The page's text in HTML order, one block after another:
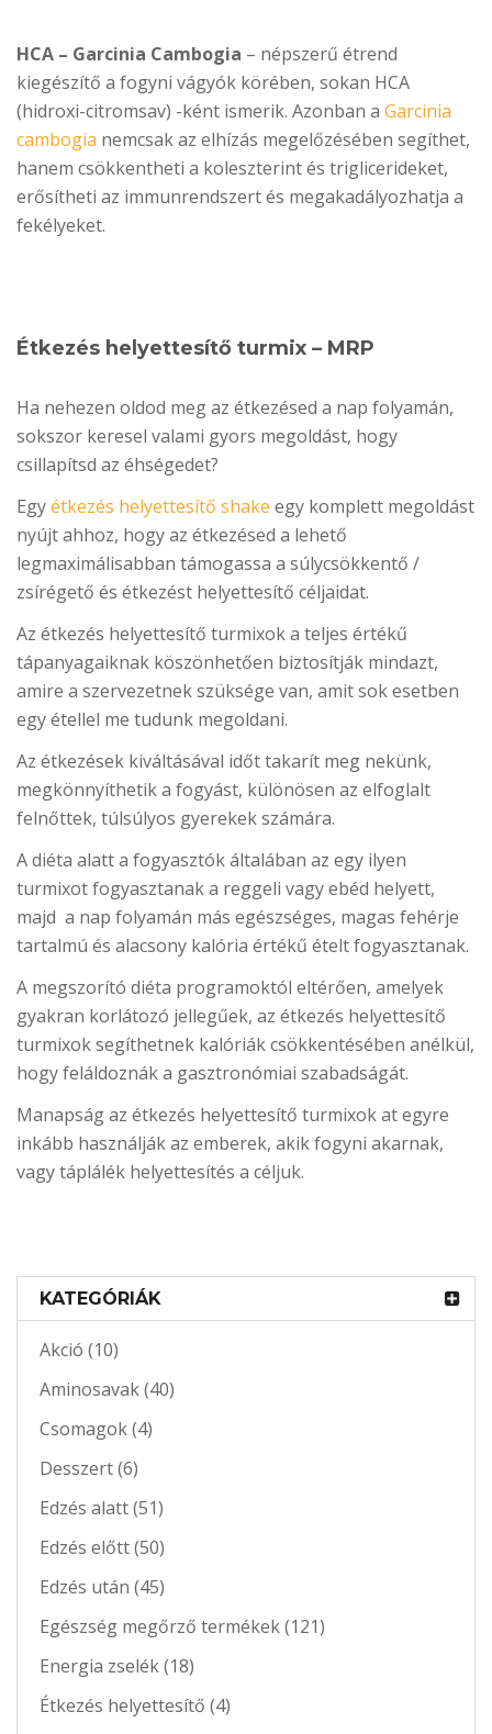
KATEGÓRIÁK
Akció (10)
Aminosavak (40)
Csomagok (4)
Desszert (6)
Edzés alatt (51)
Edzés előtt (50)
Edzés után (45)
Egészség megőrző termékek (121)
Energia zselék (18)
Étkezés helyettesítő (4)
HCA – Garcinia Cambogia – népszerű étrend
kiegészítő a fogyni vágyók körében, sokan HCA
(hidroxi-citromsav) -ként ismerik. Azonban a Garcinia
cambogia nemcsak az elhízás megelőzésében segíthet,
hanem csökkentheti a koleszterint és triglicerideket,
erősítheti az immunrendszert és megakadályozhatja a
fekélyeket.
Étkezés helyettesítő turmix – MRP
Ha nehezen oldod meg az étkezésed a nap folyamán,
sokszor keresel valami gyors megoldást, hogy
csillapítsd az éhségedet?
Egyétkezés helyettesítő shake egy komplett megoldást
nyújt ahhoz, hogy az étkezésed a lehető
legmaximálisabban támogassa a súlycsökkentő /
zsírégető és étkezést helyettesítő céljaidat.
Az étkezés helyettesítő turmixok a teljes értékű
tápanyagaiknak köszönhetően biztosítják mindazt,
amire a szervezetnek szüksége van, amit sok esetben
egy étellel me tudunk megoldani.
Az étkezések kiváltásával időt takarít meg nekünk,
megkönnyíthetik a fogyást, különösen az elfoglalt
felnőttek, túlsúlyos gyerekek számára.
A diéta alatt a fogyasztók általában az egy ilyen
turmixot fogyasztanak a reggeli vagy ebéd helyett,
majd a nap folyamán más egészséges, magas fehérje
tartalmú és alacsony kalória értékű ételt fogyasztanak.
A megszorító diéta programoktól eltérően, amelyek
gyakran korlátozó jellegűek, az étkezés helyettesítő
turmixok segíthetnek kalóriák csökkentésében anélkül,
hogy feláldoznák a gasztronómiai szabadságát.
Manapság az étkezés helyettesítő turmixok at egyre
inkább használják az emberek, akik fogyni akarnak,
vagy táplálék helyettesítés a céljuk.